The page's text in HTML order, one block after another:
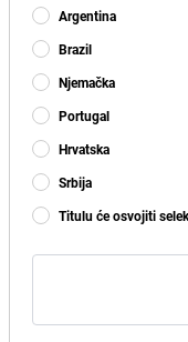
Argentina
Brazil
Njemačka
Portugal
Hrvatska
Srbija
Titulu će osvojiti